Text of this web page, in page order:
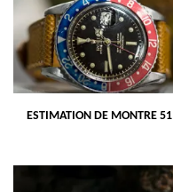
ESTIMATION DE MONTRE 51